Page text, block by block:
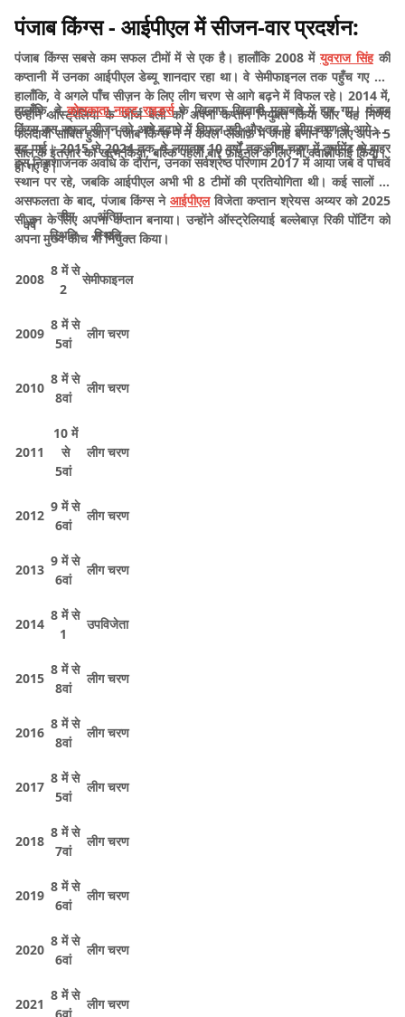
पंजाब किंग्स - आईपीएल में सीजन-वार प्रदर्शन:
पंजाब किंग्स सबसे कम सफल टीमों में से एक है। हालाँकि 2008 मेंयुवराज सिंहकी
कप्तानी में उनका आईपीएल डेब्यू शानदार रहा था। वे सेमीफाइनल तक पहुँच गए थे।
हालाँकि, वे अगले पाँच सीज़न के लिए लीग चरण से आगे बढ़ने में विफल रहे। 2014 में,
उन्होंने ऑस्ट्रेलिया के जॉर्ज बेली को अपना कप्तान नियुक्त किया और यह निर्णय
फलदायी साबित हुआ। पंजाब किंग्स ने न केवल प्लेऑफ़ में जगह बनाने के लिए अपने 5
साल के इंतज़ार को खत्म किया, बल्कि पहली बार फ़ाइनल के लिए भी क्वालीफाई किया।
हालाँकि, वेकोलकाता नाइट राइडर्सके खिलाफ़ खिताबी मुकाबले में हार गए। पंजाब
किंग्स उस सफल सीज़न को आगे बढ़ाने में विफल रही और तब से लीग चरण से आगे नहीं
बढ़ पाई। 2015 से 2024 तक, वे लगातार 10 वर्षों तक लीग चरण में टूर्नामेंट से बाहर
हो गए हैं।
इस निराशाजनक अवधि के दौरान, उनका सर्वश्रेष्ठ परिणाम 2017 में आया जब वे पाँचवें
स्थान पर रहे, जबकि आईपीएल अभी भी 8 टीमों की प्रतियोगिता थी। कई सालों की
असफलता के बाद, पंजाब किंग्स ने आईपीएलविजेता कप्तान श्रेयस अय्यर को 2025
सीज़न के लिए अपना कप्तान बनाया। उन्होंने ऑस्ट्रेलियाई बल्लेबाज़ रिकी पोंटिंग को
अपना मुख्य कोच भी नियुक्त किया।
वर्ष
लीग
स्थिति
अंतिम
स्थिति
2008
8 में से
2
सेमीफाइनल
2009
8 में से
5वां
लीग चरण
2010
8 में से
8वां
लीग चरण
2011
10 में
से
5वां
लीग चरण
2012
9 में से
6वां
लीग चरण
2013
9 में से
6वां
लीग चरण
2014
8 में से
1
उपविजेता
2015
8 में से
8वां
लीग चरण
2016
8 में से
8वां
लीग चरण
2017
8 में से
5वां
लीग चरण
2018
8 में से
7वां
लीग चरण
2019
8 में से
6वां
लीग चरण
2020
8 में से
6वां
लीग चरण
2021
8 में से
लीग चरण